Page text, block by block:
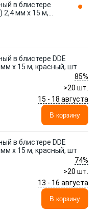
в блистере
2,4 мм х 15 м,
в блистере DDE
х 15 м, красный, шт
85%
>20 шт.
15 - 18 августа
В корзину
в блистере DDE
х 15 м, красный, шт
74%
>20 шт.
13 - 16 августа
В корзину